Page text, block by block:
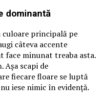
dominantă
culoare principală pe
câteva accente
face minunat treaba asta.
Așa scapi de
fiecare floare se luptă
iese nimic în evidență.